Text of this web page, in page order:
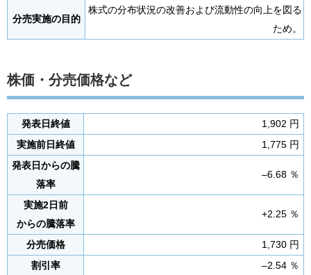
分売実施の目的
株式の分布状況の改善および流動性の向上を図る
ため。
株価・分売価格など
発表日終値
1,902 円
実施前日終値
1,775 円
発表日からの騰
落率
–6.68 ％
実施2日前
からの騰落率
+2.25 ％
分売価格
1,730 円
割引率
–2.54 ％